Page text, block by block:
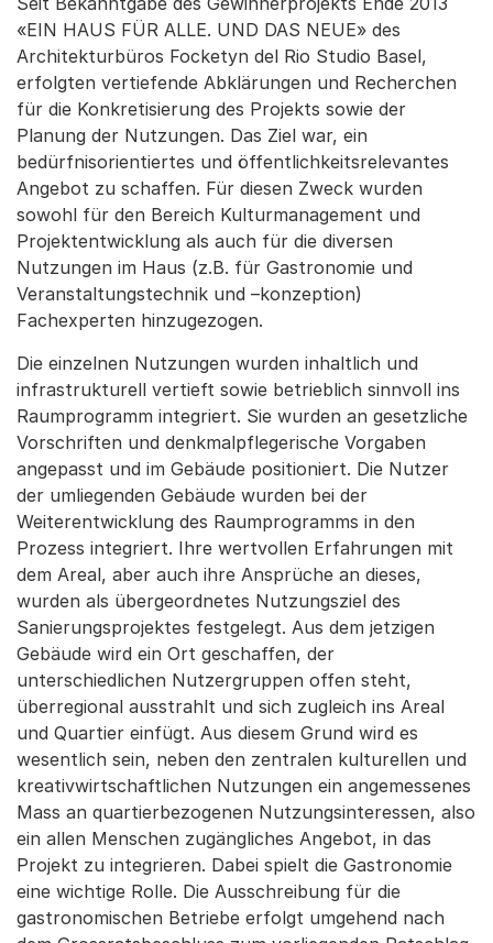
«EIN HAUS FÜR ALLE. UND DAS NEUE» des
Architekturbüros Focketyn del Rio Studio Basel,
erfolgten vertiefende Abklärungen und Recherchen
für die Konkretisierung des Projekts sowie der
Planung der Nutzungen. Das Ziel war, ein
bedürfnisorientiertes und öffentlichkeitsrelevantes
Angebot zu schaffen. Für diesen Zweck wurden
sowohl für den Bereich Kulturmanagement und
Projektentwicklung als auch für die diversen
Nutzungen im Haus (z.B. für Gastronomie und
Veranstaltungstechnik und –konzeption)
Fachexperten hinzugezogen.
Die einzelnen Nutzungen wurden inhaltlich und
infrastrukturell vertieft sowie betrieblich sinnvoll ins
Raumprogramm integriert. Sie wurden an gesetzliche
Vorschriften und denkmalpflegerische Vorgaben
angepasst und im Gebäude positioniert. Die Nutzer
der umliegenden Gebäude wurden bei der
Weiterentwicklung des Raumprogramms in den
Prozess integriert. Ihre wertvollen Erfahrungen mit
dem Areal, aber auch ihre Ansprüche an dieses,
wurden als übergeordnetes Nutzungsziel des
Sanierungsprojektes festgelegt. Aus dem jetzigen
Gebäude wird ein Ort geschaffen, der
unterschiedlichen Nutzergruppen offen steht,
überregional ausstrahlt und sich zugleich ins Areal
und Quartier einfügt. Aus diesem Grund wird es
wesentlich sein, neben den zentralen kulturellen und
kreativwirtschaftlichen Nutzungen ein angemessenes
Mass an quartierbezogenen Nutzungsinteressen, also
ein allen Menschen zugängliches Angebot, in das
Projekt zu integrieren. Dabei spielt die Gastronomie
eine wichtige Rolle. Die Ausschreibung für die
gastronomischen Betriebe erfolgt umgehend nach